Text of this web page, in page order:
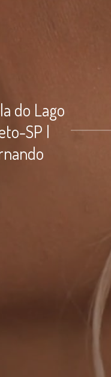
do Lago
SP |